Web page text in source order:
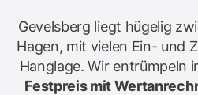
Gevelsberg liegt hügelig
Hagen, mit vielen Ein- und
Hanglage. Wir entrümpeln
Festpreis mit